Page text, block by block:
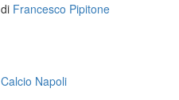
di Francesco Pipitone
Calcio Napoli